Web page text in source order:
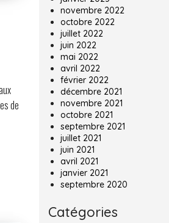
de
novembre 2022
octobre 2022
juillet 2022
juin 2022
mai 2022
avril 2022
février 2022
décembre 2021
novembre 2021
octobre 2021
septembre 2021
juillet 2021
juin 2021
avril 2021
janvier 2021
septembre 2020
Catégories